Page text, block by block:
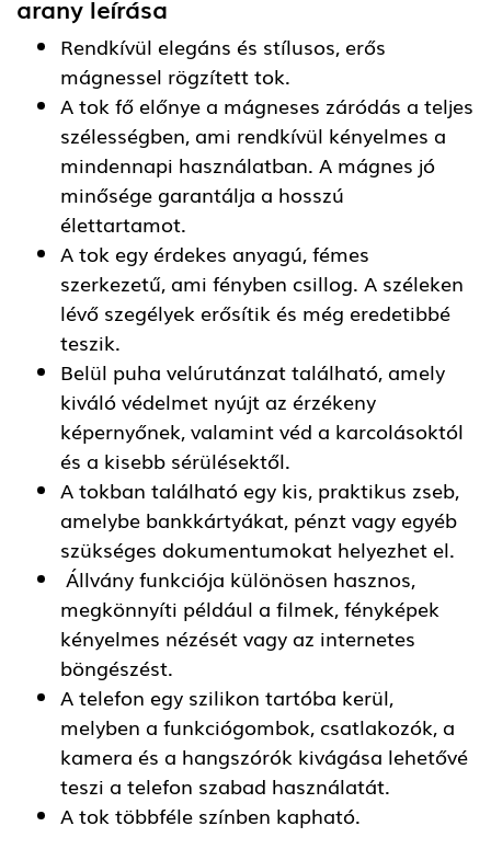
arany leírása
Rendkívül elegáns és stílusos, erős
mágnessel rögzített tok.
A tok fő előnye a mágneses záródás a teljes
szélességben, ami rendkívül kényelmes a
mindennapi használatban. A mágnes jó
minősége garantálja a hosszú
élettartamot.
A tok egy érdekes anyagú, fémes
szerkezetű, ami fényben csillog. A széleken
lévő szegélyek erősítik és még eredetibbé
teszik.
Belül puha velúrutánzat található, amely
kiváló védelmet nyújt az érzékeny
képernyőnek, valamint véd a karcolásoktól
és a kisebb sérülésektől.
A tokban található egy kis, praktikus zseb,
amelybe bankkártyákat, pénzt vagy egyéb
szükséges dokumentumokat helyezhet el.
Állvány funkciója különösen hasznos,
megkönnyíti például a filmek, fényképek
kényelmes nézését vagy az internetes
böngészést.
A telefon egy szilikon tartóba kerül,
melyben a funkciógombok, csatlakozók, a
kamera és a hangszórók kivágása lehetővé
teszi a telefon szabad használatát.
A tok többféle színben kapható.